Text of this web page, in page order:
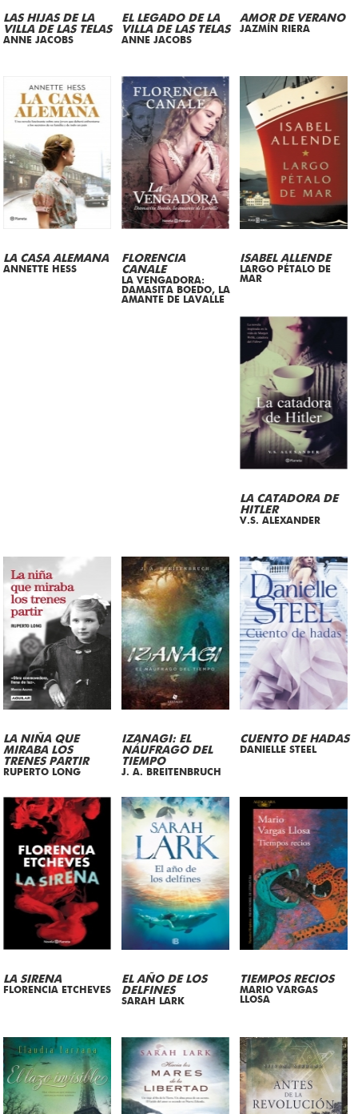
LAS HIJAS DE LA
VILLA DE LAS TELAS
ANNE JACOBS
EL LEGADO DE LA
VILLA DE LAS TELAS
ANNE JACOBS
AMOR DE VERANO
JAZMÍN RIERA
LA CASA ALEMANA
ANNETTE HESS
FLORENCIA
CANALE
LA VENGADORA:
DAMASITA BOEDO, LA
AMANTE DE LAVALLE
ISABEL ALLENDE
LARGO PÉTALO DE
MAR
LA CATADORA DE
HITLER
V.S. ALEXANDER
LA NIÑA QUE
MIRABA LOS
TRENES PARTIR
RUPERTO LONG
IZANAGI: EL
NÁUFRAGO DEL
TIEMPO
J. A. BREITENBRUCH
CUENTO DE HADAS
DANIELLE STEEL
LA SIRENA
FLORENCIA ETCHEVES
EL AÑO DE LOS
DELFINES
SARAH LARK
TIEMPOS RECIOS
MARIO VARGAS
LLOSA